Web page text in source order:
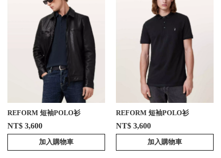
REFORM 短袖POLO衫
NT$ 3,600
加入購物車
REFORM 短袖POLO衫
NT$ 3,600
加入購物車